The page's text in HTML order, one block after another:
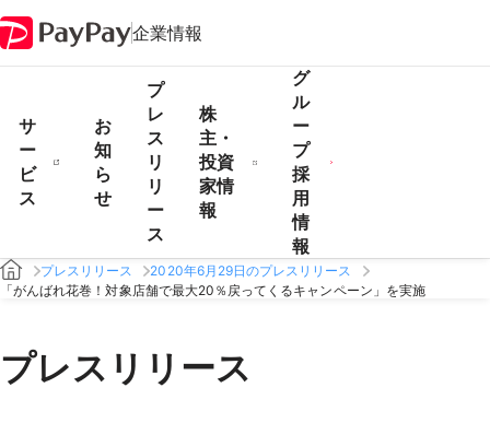
企業情報
サ
ー
ビ
ス
お
知
ら
せ
プ
レ
ス
リ
リ
ー
ス
株
主・
投資
家情
報
グ
ル
ー
プ
採
用
情
報
プレスリリース
2020年6月29日のプレスリリース
「がんばれ花巻！対象店舗で最大20％戻ってくるキャンペーン」を実施
プレスリリース